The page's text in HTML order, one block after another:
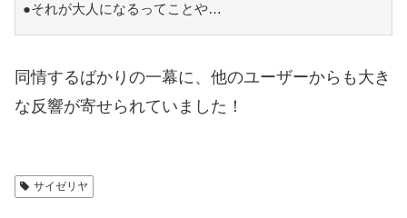
●それが大人になるってことや…
同情するばかりの一幕に、他のユーザーからも大き
な反響が寄せられていました！
サイゼリヤ